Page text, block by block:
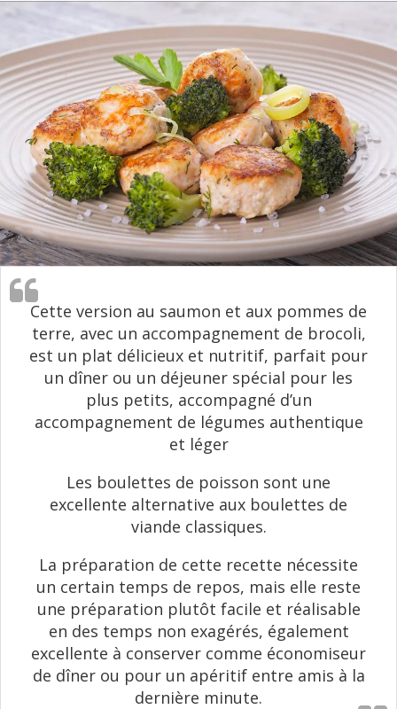
Cette version au saumon et aux pommes de
terre, avec un accompagnement de brocoli,
est un plat délicieux et nutritif, parfait pour
un dîner ou un déjeuner spécial pour les
plus petits, accompagné d’un
accompagnement de légumes authentique
et léger
Les boulettes de poisson sont une
excellente alternative aux boulettes de
viande classiques.
La préparation de cette recette nécessite
un certain temps de repos, mais elle reste
une préparation plutôt facile et réalisable
en des temps non exagérés, également
excellente à conserver comme économiseur
de dîner ou pour un apéritif entre amis à la
dernière minute.